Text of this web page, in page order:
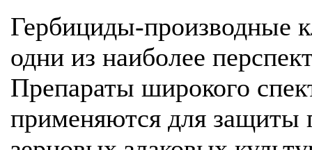
Гербициды-производные
одни из наиболее
Препараты широкого
применяются для защиты